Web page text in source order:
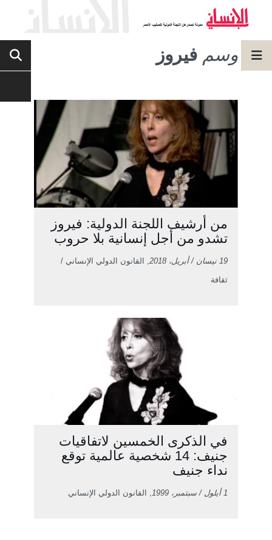
وسم فيروز
من أرشيف اللجنة الدولية: فيروز
تشدو من أجل إنسانية بلا حروب
19 نيسان / أبريل، 2018 , القانون الدولي الإنساني /
ثقافة
في الذكرى الخمسين لاتفاقيات
جنيف: 14 شخصية عالمية توقع
نداء جنيف
1 أيلول / سبتمبر، 1999 , القانون الدولي الإنساني